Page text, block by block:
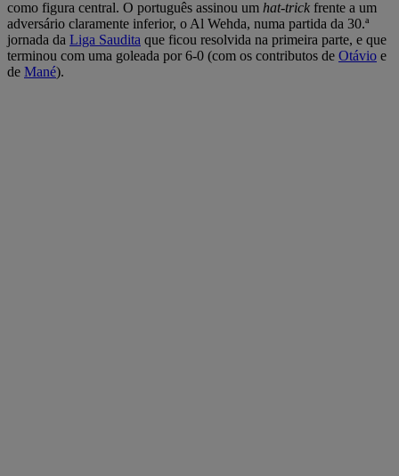
como figura central. O português assinou um hat-trick frente a um
adversário claramente inferior, o Al Wehda, numa partida da 30.ª
jornada da Liga Saudita que ficou resolvida na primeira parte, e que
terminou com uma goleada por 6-0 (com os contributos de Otávio e
de Mané).